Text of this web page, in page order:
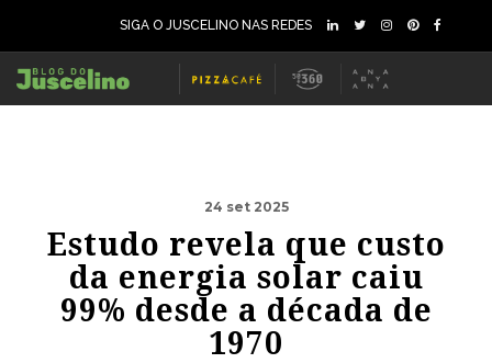
SIGA O JUSCELINO NAS REDES
24 set 2025
Estudo revela que custo
da energia solar caiu
99% desde a década de
1970